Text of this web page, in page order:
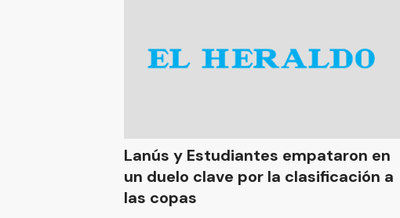
Lanús y Estudiantes empataron en
un duelo clave por la clasificación a
las copas